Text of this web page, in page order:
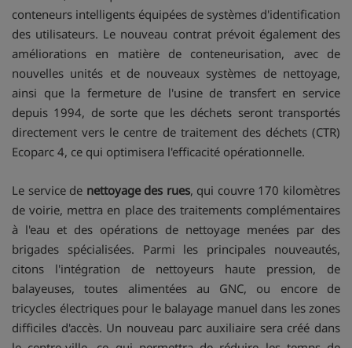
conteneurs intelligents équipées de systèmes d'identification
des utilisateurs. Le nouveau contrat prévoit également des
améliorations en matière de conteneurisation, avec de
nouvelles unités et de nouveaux systèmes de nettoyage,
ainsi que la fermeture de l'usine de transfert en service
depuis 1994, de sorte que les déchets seront transportés
directement vers le centre de traitement des déchets (CTR)
Ecoparc 4, ce qui optimisera l'efficacité opérationnelle.
Le service de nettoyage des rues, qui couvre 170 kilomètres
de voirie, mettra en place des traitements complémentaires
à l'eau et des opérations de nettoyage menées par des
brigades spécialisées. Parmi les principales nouveautés,
citons l'intégration de nettoyeurs haute pression, de
balayeuses, toutes alimentées au GNC, ou encore de
tricycles électriques pour le balayage manuel dans les zones
difficiles d'accès. Un nouveau parc auxiliaire sera créé dans